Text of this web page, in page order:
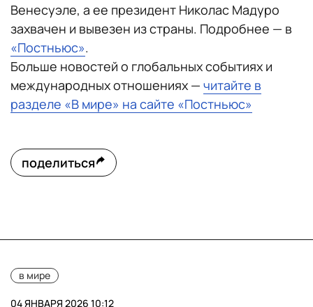
Венесуэле, а ее президент Николас Мадуро
захвачен и вывезен из страны. Подробнее — в
«Постньюс».
Больше новостей о глобальных событиях и
международных отношениях — читайте в
разделе «В мире» на сайте «Постньюс»
поделиться
в мире
04 ЯНВАРЯ 2026 10:12